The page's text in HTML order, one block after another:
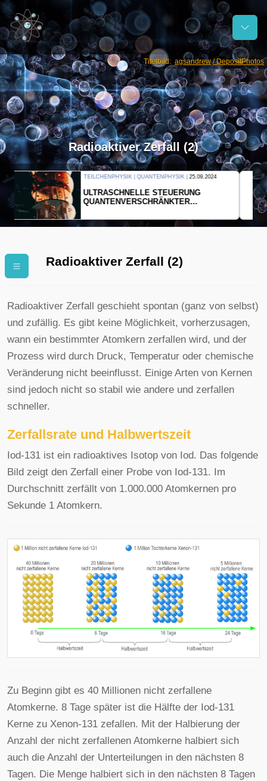
Titelbild: agsandrew / DepositPhotos
Radioaktiver Zerfall (2)
THERMODYNAMIK | WELLENLEHRE |23.09.2024
FORSCHER ERZEUGEN
EINDIMENSIONALES GAS AUS LICHT
Radioaktiver Zerfall (2)
Radioaktiver Zerfall geschieht spontan (ganz von selbst)
und zufällig. Es gibt keine Möglichkeit, vorherzusagen,
wann ein bestimmter Atomkern zerfallen wird, und der
Prozess wird durch Druck, Temperatur oder chemische
Veränderung nicht beeinflusst. Einige Arten von Kernen
sind jedoch nicht so stabil wie andere und zerfallen
schneller.
Zerfallsrate und Halbwertszeit
Iod-131 ist ein radioaktives Isotop von Iod. Das folgende
Bild zeigt den Zerfall einer Probe von Iod-131. Im
Durchschnitt zerfällt von 1.000.000 Atomkernen pro
Sekunde 1 Atomkern.
Zu Beginn gibt es 40 Millionen nicht zerfallene
Atomkerne. 8 Tage später ist die Hälfte der Iod-131
Kerne zu Xenon-131 zefallen. Mit der Halbierung der
Anzahl der nicht zerfallenen Atomkerne halbiert sich
auch die Anzahl der Unterteilungen in den nächsten 8
Tagen. Die Menge halbiert sich in den nächsten 8 Tagen